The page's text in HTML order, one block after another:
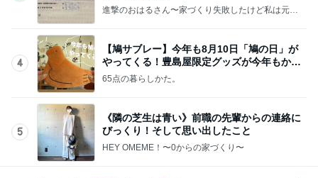
進撃のおはるさん〜家づくり失敗したけど私は元気
4
【鳩サブレー】今年も8月10日「鳩の日」が
やってくる！豊島屋限定グッズが今年もかわ
いすぎる♡
65点の暮らしかた。
5
《隣の芝生は青い》前職の先輩からの連絡に
びっくり！そして思い出したこと
HEY OMEME！〜0からの家づくり〜